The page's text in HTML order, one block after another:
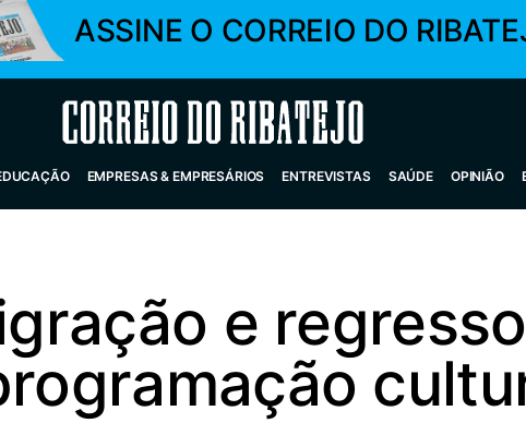
ASSINE O CORREIO DO
Correio do Ribatejo
EMPRESAS & EMPRESÁRIOS ENTREVISTAS SAÚDE OPINIÃO
e